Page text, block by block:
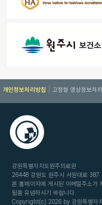
개인정보처리방침 고정형 영상정보처
강원특별자치도원주의료원
26448 강원도 원주시 서원대로
본 홈페이지에 게시된 이메일주소가
됨을 유념하시기 바랍니다.
Copyright(c) 2026 by 강원특별자